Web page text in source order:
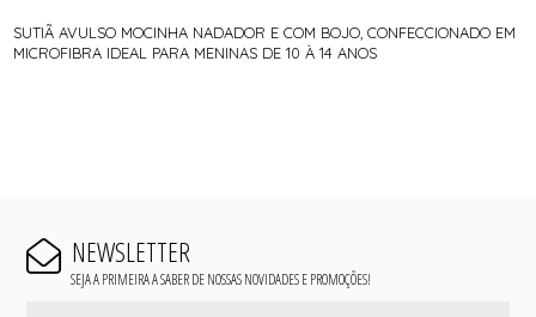
SUTIÃ AVULSO MOCINHA NADADOR E COM BOJO, CONFECCIONADO EM
MICROFIBRA IDEAL PARA MENINAS DE 10 À 14 ANOS
NEWSLETTER
SEJA A PRIMEIRA A SABER DE NOSSAS NOVIDADES E PROMOÇÕES!